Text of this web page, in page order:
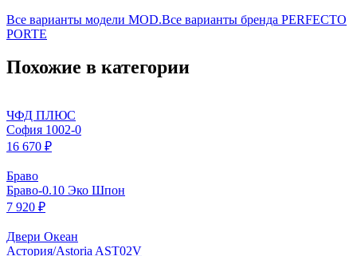
Все варианты модели MOD.Все варианты бренда PERFECTO
PORTE
Похожие в категории
ЧФД ПЛЮС
София 1002-0
16 670 ₽
Браво
Браво-0.10 Эко Шпон
7 920 ₽
Двери Океан
Астория/Astoria AST02V